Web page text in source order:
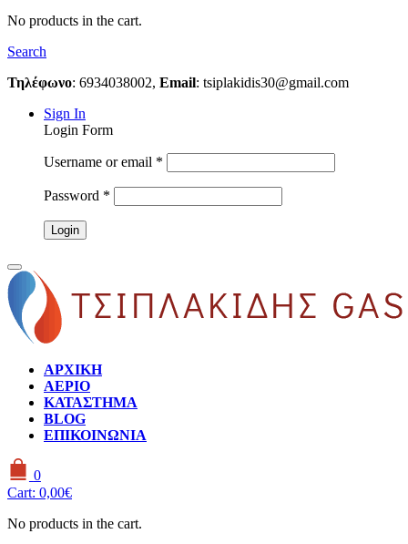
No products in the cart.
Search
Τηλέφωνο: 6934038002, Email: tsiplakidis30@gmail.com
Sign In
Login Form
Username or email *
Password *
ΑΡΧΙΚΗ
ΑΕΡΙΟ
ΚΑΤΑΣΤΗΜΑ
BLOG
ΕΠΙΚΟΙΝΩΝΙΑ
0
Cart: 0,00€
No products in the cart.